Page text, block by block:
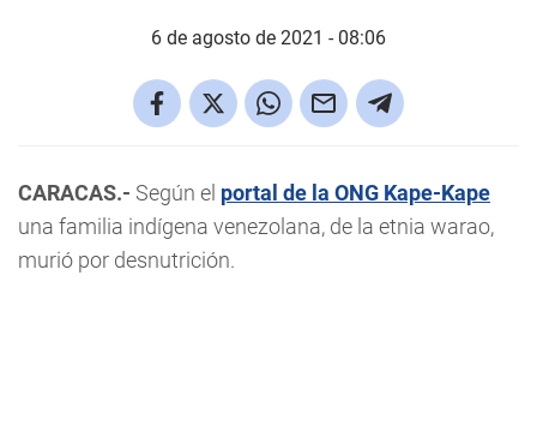
6 de agosto de 2021 - 08:06
CARACAS.- Según el portal de la ONG Kape-Kape
una familia indígena venezolana, de la etnia warao,
murió por desnutrición.